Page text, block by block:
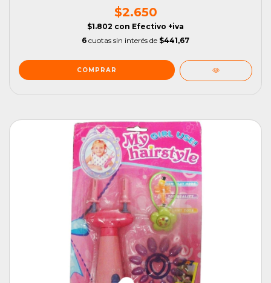
$2.650
$1.802 con Efectivo +iva
6 cuotas sin interés de $441,67